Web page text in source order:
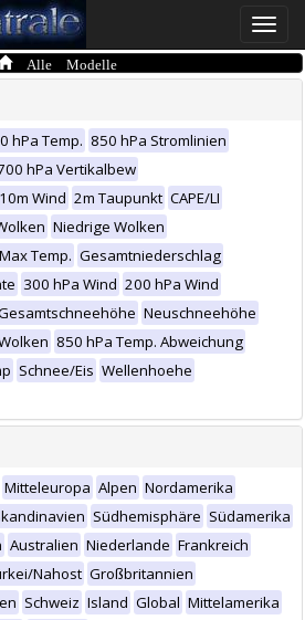
Toggle
Alle Modelle
hPa Temp. 850 hPa Stromlinien
hPa Vertikalbew
10m Wind 2m Taupunkt CAPE/LI
Niedrige Wolken
Temp. Gesamtniederschlag
300 hPa Wind 200 hPa Wind
Neuschneehöhe
850 hPa Temp. Abweichung
Schnee/Eis Wellenhoehe
Mitteleuropa Alpen Nordamerika
Südhemisphäre Südamerika
Australien Niederlande Frankreich
Nahost Großbritannien
Schweiz Island Global Mittelamerika